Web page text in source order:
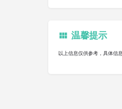
温馨提示
以上信息仅供参考，具体信